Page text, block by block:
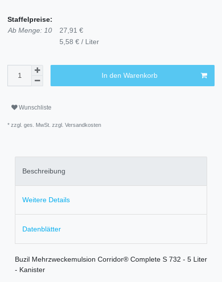
Staffelpreise:
Ab Menge: 10
27,91 €
5,58 € / Liter
In den Warenkorb
Wunschliste
* zzgl. ges. MwSt. zzgl. Versandkosten
Beschreibung
Weitere Details
Datenblätter
Buzil Mehrzweckemulsion Corridor® Complete S 732 - 5 Liter
- Kanister